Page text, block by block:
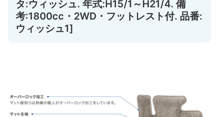
タ:ウィッシュ. 年式:H15/1～H21/4. 備
考:1800cc・2WD・フットレスト付. 品番:
ウィッシュ1]